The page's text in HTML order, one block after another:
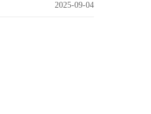
2025-09-04